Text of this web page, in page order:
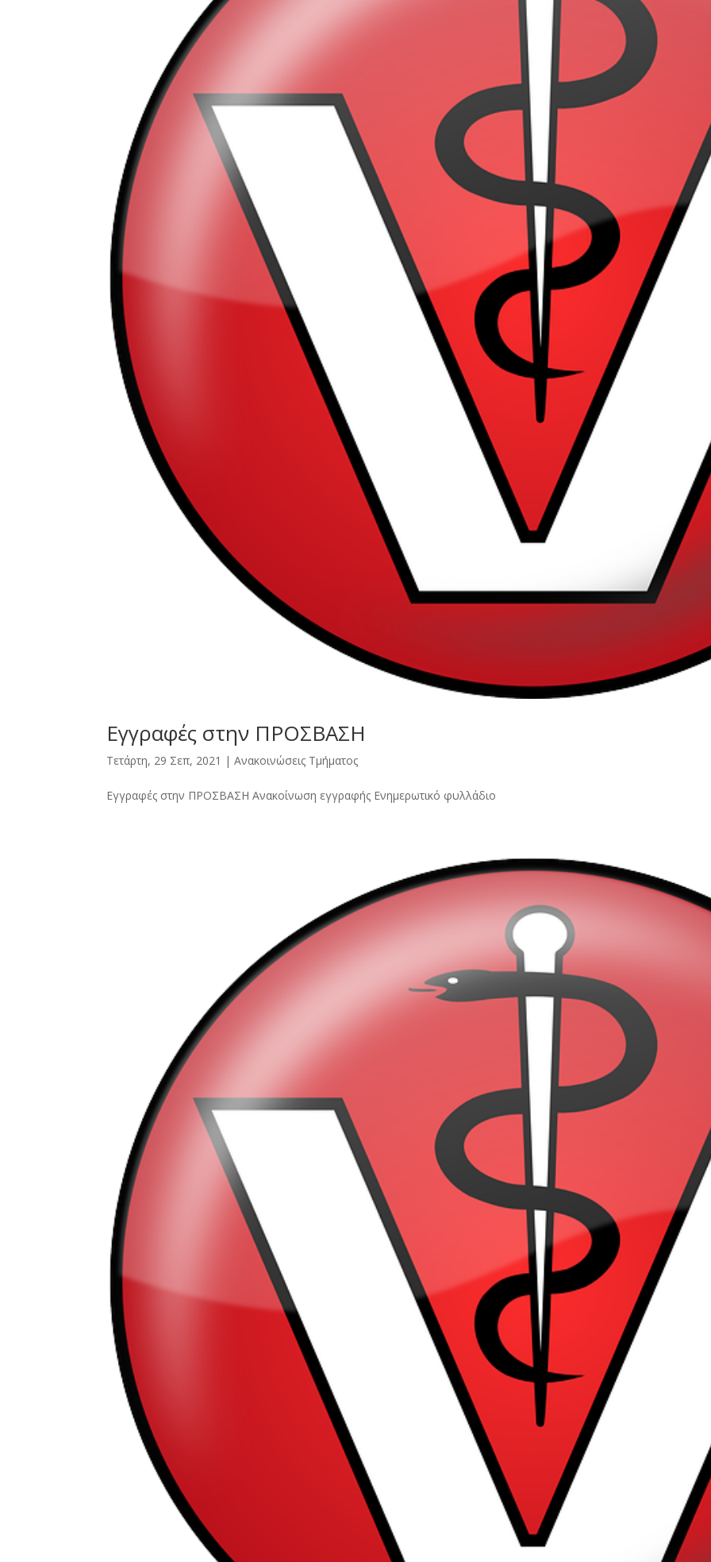
Εγγραφές στην ΠΡΟΣΒΑΣΗ
Τετάρτη, 29 Σεπ, 2021 |Ανακοινώσεις Τμήματος
Εγγραφές στην ΠΡΟΣΒΑΣΗ Ανακοίνωση εγγραφής Ενημερωτικό φυλλάδιο